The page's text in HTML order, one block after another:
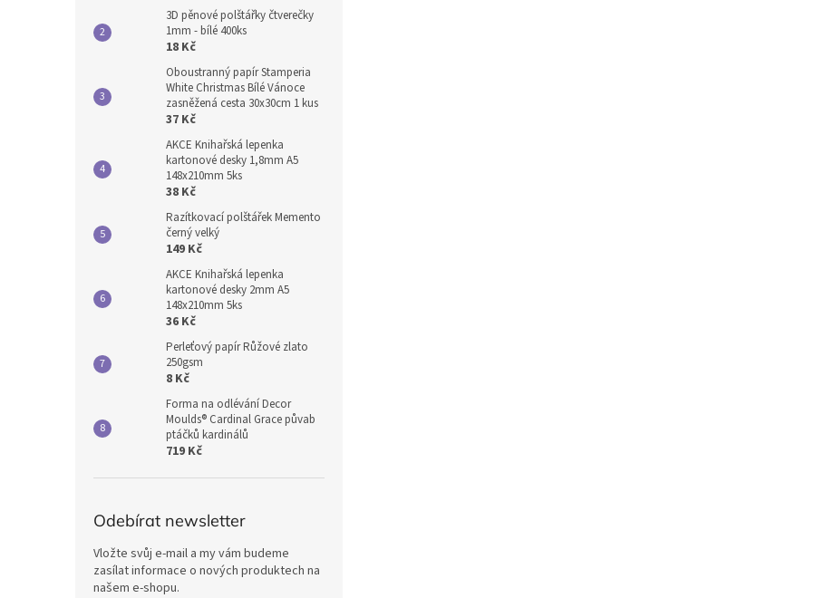
3D pěnové polštářky čtverečky
1mm - bílé 400ks
18 Kč
Oboustranný papír Stamperia
White Christmas Bílé Vánoce
zasněžená cesta 30x30cm 1 kus
37 Kč
AKCE Knihařská lepenka
kartonové desky 1,8mm A5
148x210mm 5ks
38 Kč
Razítkovací polštářek Memento
černý velký
149 Kč
AKCE Knihařská lepenka
kartonové desky 2mm A5
148x210mm 5ks
36 Kč
Perleťový papír Růžové zlato
250gsm
8 Kč
Forma na odlévání Decor
Moulds® Cardinal Grace půvab
ptáčků kardinálů
719 Kč
Odebírat newsletter
Vložte svůj e-mail a my vám budeme
zasílat informace o nových produktech na
našem e-shopu.